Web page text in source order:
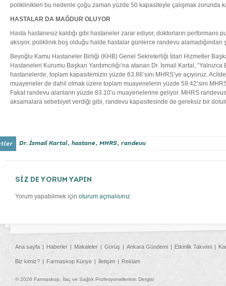
poliklinikleri bu nedenle çoğu zaman yüzde 50 kapasiteyle çalışmak zorunda
HASTALAR DA MAĞDUR OLUYOR
Hasta hastanesiz kaldığı gibi hastaneler zarar ediyor, doktorların performans
aksıyor, poliklinik boş olduğu halde hastalar günlerce randevu alamadığından
Beyoğlu Kamu Hastaneler Birliği (KHB) Genel Sekreterliği İdari Hizmetler
Hastaneleri Kurumu Başkan Yardımcılığı’na atanan Dr. İsmail Kartal, “Yalnızca
hastanelerde, toplam kapasitemizin yüzde 63.86’sını MHRS’ye açıyoruz.
muayeneler de dahil olmak üzere toplam muayenelerin yüzde 59.42’sini
Fakat randevu alanların yüzde 83.10’u muayenelerine geliyor. MHRS
aksamalara sebebiyet verdiği gibi, randevu kapasitesinde de gereksiz bir
Dr. İsmail Kartal, hastane, MHRS, randevu
SİZ DE YORUM YAPIN
Yorum yapabilmek için oturum açmalısınız.
Ana sayfa Haberler Makaleler Görüş Ankara Gündemi Etkinlik Takvimi
Biz kimiz? Farmaskop Künye İletişim Reklam
© 2026 Farmaskop, İlaç ve Sağlık Profesyonellerinin Dergisi